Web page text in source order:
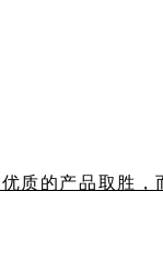
质的产品取胜，